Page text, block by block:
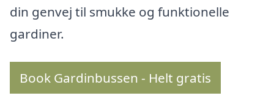
din genvej til smukke og funktionelle
gardiner.
Book Gardinbussen - Helt gratis